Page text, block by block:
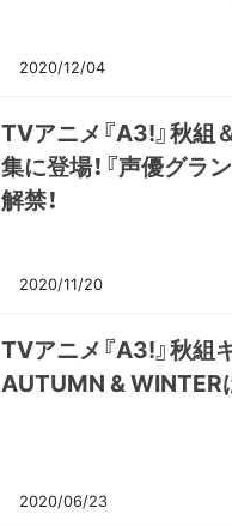
2020/12/04
TVアニメ『A3!』秋
集に登場！『声優グラ
解禁！
2020/11/20
TVアニメ『A3!』秋組
AUTUMN & WINTER
2020/06/23